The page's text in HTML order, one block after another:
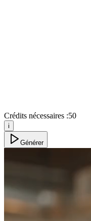
Crédits nécessaires :50
i
Générer